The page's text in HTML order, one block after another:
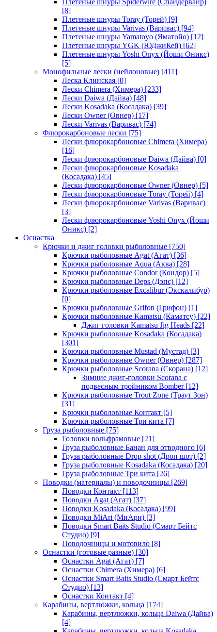
Плетеные шнуры Spiderwire (Спайдервайр)
[8]
Плетеные шнуры Toray (Торей) [9]
Плетеные шнуры Varivas (Варивас) [94]
Плетеные шнуры Yamatoyo (Яматойо) [12]
Плетеные шнуры YGK (ЮДжиКей) [62]
Плетеные шнуры Yoshi Onyx (Йоши Оникс)
[5]
Монофильные лески (нейлоновые) [411]
Леска Клинская [0]
Лески Chimera (Химера) [233]
Лески Daiwa (Дайва) [48]
Лески Kosadaka (Косадака) [39]
Лески Owner (Овнер) [17]
Лески Varivas (Варивас) [74]
Флюрокарбоновые лески [75]
Лески флюрокарбоновые Chimera (Химера)
[16]
Лески флюрокарбоновые Daiwa (Дайва) [0]
Лески флюрокарбоновые Kosadaka
(Косадака) [45]
Лески флюрокарбоновые Owner (Овнер) [5]
Лески флюрокарбоновые Toray (Торей) [4]
Лески флюрокарбоновые Varivas (Варивас)
[3]
Лески флюрокарбоновые Yoshi Onyx (Йоши
Оникс) [2]
Оснастка
Крючки и джиг головки рыболовные [750]
Крючки рыболовные Agat (Агат) [36]
Крючки рыболовные Aqua (Аква) [28]
Крючки рыболовные Condor (Кондор) [5]
Крючки рыболовные Deps (Дэпс) [12]
Крючки рыболовные Excalibur (Экскалибур)
[0]
Крючки рыболовные Grifon (Грифон) [1]
Крючки рыболовные Kamatsu (Каматсу) [22]
Джиг головки Kamatsu Jig Heads [22]
Крючки рыболовные Kosadaka (Косадака)
[301]
Крючки рыболовные Mustad (Мустад) [3]
Крючки рыболовные Owner (Овнер) [287]
Крючки рыболовные Scorana (Скорана) [12]
Зимние джиг-головки Scorana с
подвесным тройником Bomber[12]
Крючки рыболовные Trout Zone (Траут Зон)
[31]
Крючки рыболовные Контакт [5]
Крючки рыболовные Три кита [7]
Груза рыболовные [75]
Головки вольфрамовые [21]
Груза рыболовные Банан для отводного [6]
Груза рыболовные Drop shot (Дроп шот) [2]
Груза рыболовные Kosadaka (Косадака) [20]
Груза рыболовные Три кита [26]
Поводки (материалы) и поводочницы [269]
Поводки Контакт [113]
Поводки Agat (Агат) [37]
Поводки Kosadaka (Косадака) [99]
Поводки MiAri (МиАри) [3]
Поводки Smart Baits Studio (Смарт Бейтс
Студио) [9]
Поводочницы и мотовило [8]
Оснастки (готовые разные) [30]
Оснастки Agat (Агат) [7]
Оснастки Chimera (Химера) [6]
Оснастки Smart Baits Studio (Смарт Бейтс
Студио) [13]
Оснастки Контакт [4]
Карабины, вертлюжки, кольца [174]
Карабины, вертлюжки, кольца Daiwa (Дайва)
[4]